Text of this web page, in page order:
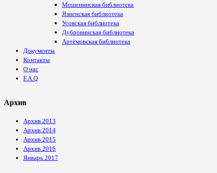
Мошенинская библиотека
Язненская библиотека
Усовская библиотека
Дубровинская библиотека
Артёмовская библиотека
Документы
Контакты
О нас
F.A.Q
Архив
Архив 2013
Архив 2014
Архив 2015
Архив 2016
Январь 2017